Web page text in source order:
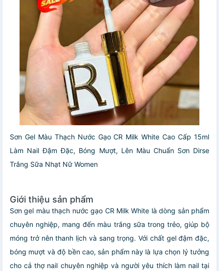
Sơn Gel Màu Thạch Nước Gạo CR Milk White Cao Cấp 15ml
Làm Nail Đậm Đặc, Bóng Mượt, Lên Màu Chuẩn Sơn Dirse
Trắng Sữa Nhạt Nữ Women
Giới thiệu sản phẩm
Sơn gel màu thạch nước gạo CR Milk White là dòng sản phẩm
chuyên nghiệp, mang đến màu trắng sữa trong trẻo, giúp bộ
móng trở nên thanh lịch và sang trọng. Với chất gel đậm đặc,
bóng mượt và độ bền cao, sản phẩm này là lựa chọn lý tưởng
cho cả thợ nail chuyên nghiệp và người yêu thích làm nail tại